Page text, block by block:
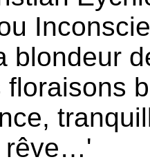
blondeur
rêve…'